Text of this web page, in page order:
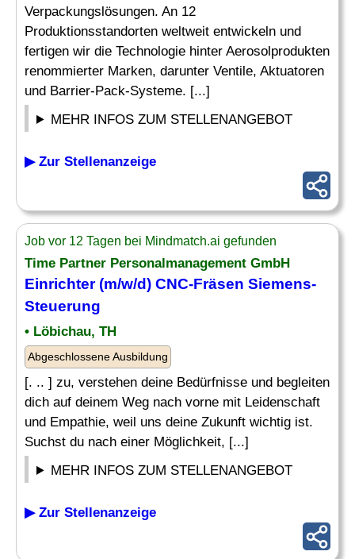
Verpackungslösungen. An 12
Produktionsstandorten weltweit entwickeln und
fertigen wir die Technologie hinter Aerosolprodukten
renommierter Marken, darunter Ventile, Aktuatoren
und Barrier-Pack-Systeme. [...]
MEHR INFOS ZUM STELLENANGEBOT
▶ Zur Stellenanzeige
Job vor 12 Tagen bei Mindmatch.ai gefunden
Time Partner Personalmanagement GmbH
Einrichter (m/w/d) CNC-Fräsen Siemens-
Steuerung
• Löbichau, TH
Abgeschlossene Ausbildung
[. .. ] zu, verstehen deine Bedürfnisse und begleiten
dich auf deinem Weg nach vorne mit Leidenschaft
und Empathie, weil uns deine Zukunft wichtig ist.
Suchst du nach einer Möglichkeit, [...]
MEHR INFOS ZUM STELLENANGEBOT
▶ Zur Stellenanzeige